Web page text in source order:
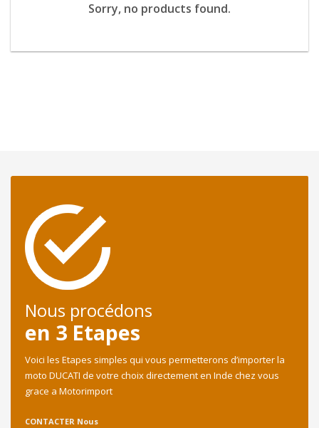
Sorry, no products found.
Nous procédons
en 3 Etapes
Voici les Etapes simples qui vous permetterons d’importer la
moto DUCATI de votre choix directement en Inde chez vous
grace a Motorimport
CONTACTER Nous